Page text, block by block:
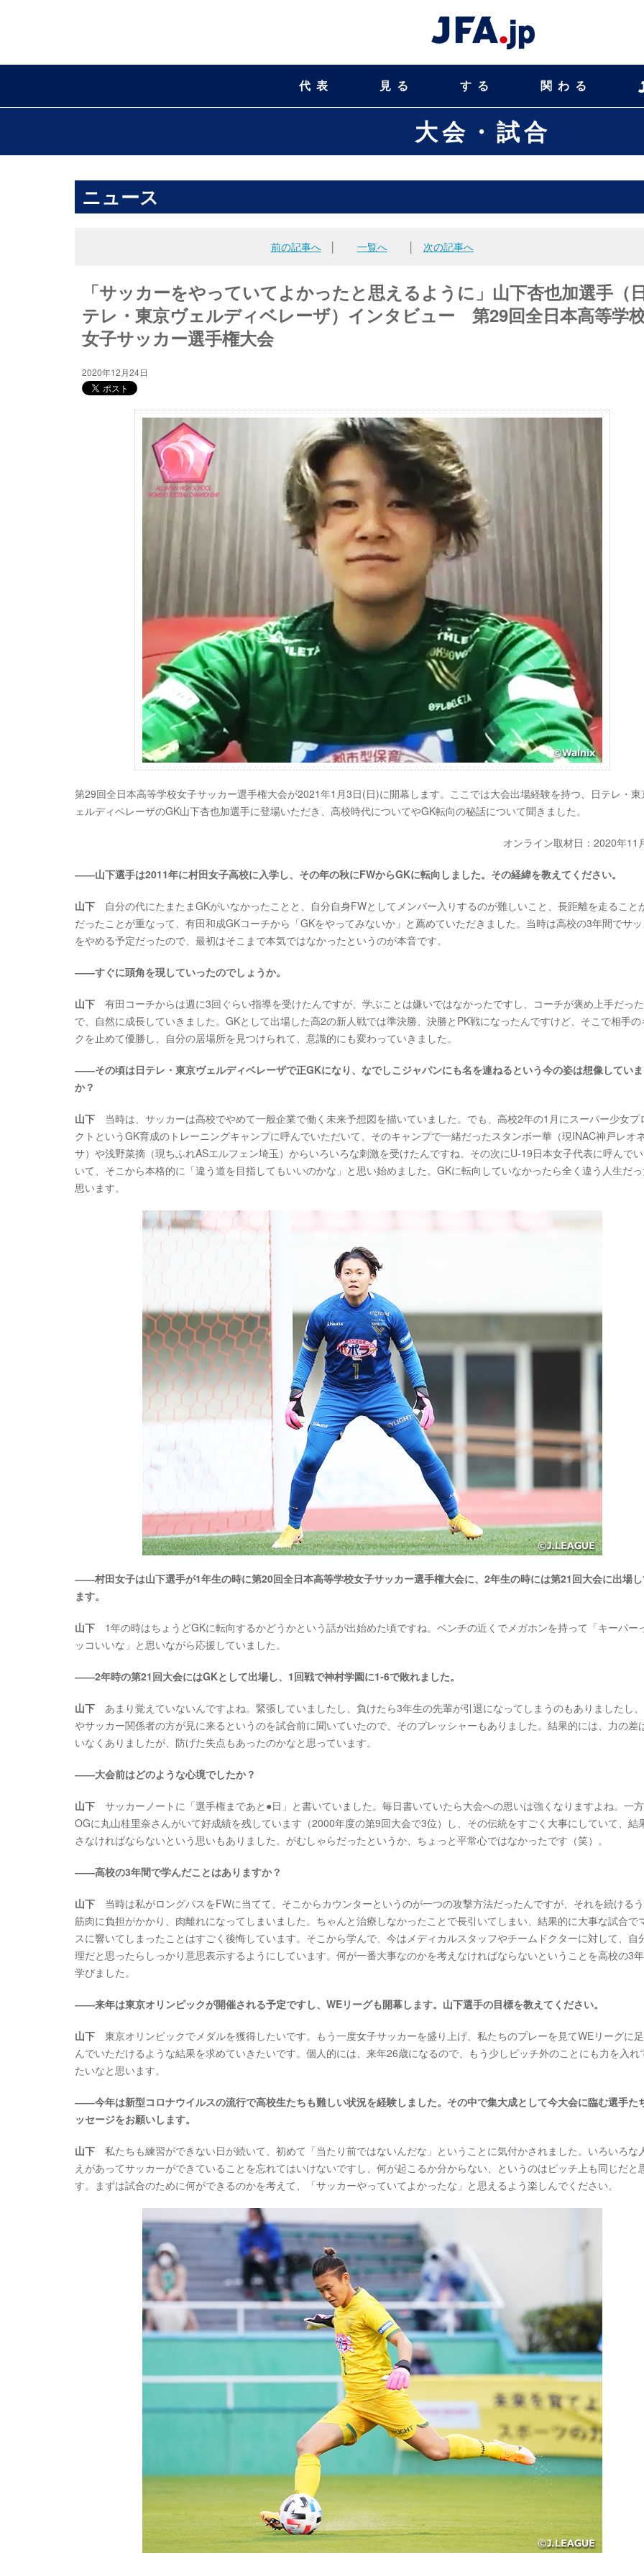
代表 見る する 関わる
大会・試合
ニュース
前の記事へ│ 一覧へ 次の記事へ
「サッカーをやっていてよかったと思えるように」山下杏也加選手（
テレ・東京ヴェルディベレーザ）インタビュー 第29回全日本高等学
女子サッカー選手権大会
2020年12月24日
第29回全日本高等学校女子サッカー選手権大会が2021年1月3日(日)に開幕します。ここでは大会出場経験を持つ、日テレ・東
ェルディベレーザのGK山下杏也加選手に登場いただき、高校時代についてやGK転向の秘話について聞きました。
オンライン取材日：2020年11
――山下選手は2011年に村田女子高校に入学し、その年の秋にFWからGKに転向しました。その経緯を教えてください。
山下 自分の代にたまたまGKがいなかったことと、自分自身FWとしてメンバー入りするのが難しいこと、長距離を走ること
だったことが重なって、有田和成GKコーチから「GKをやってみないか」と薦めていただきました。当時は高校の3年間でサ
をやめる予定だったので、最初はそこまで本気ではなかったというのが本音です。
――すぐに頭角を現していったのでしょうか。
山下 有田コーチからは週に3回ぐらい指導を受けたんですが、学ぶことは嫌いではなかったですし、コーチが褒め上手だっ
で、自然に成長していきました。GKとして出場した高2の新人戦では準決勝、決勝とPK戦になったんですけど、そこで相手の
クを止めて優勝し、自分の居場所を見つけられて、意識的にも変わっていきました。
――その頃は日テレ・東京ヴェルディベレーザで正GKになり、なでしこジャパンにも名を連ねるという今の姿は想像してい
か？
山下 当時は、サッカーは高校でやめて一般企業で働く未来予想図を描いていました。でも、高校2年の1月にスーパー少女プ
クトというGK育成のトレーニングキャンプに呼んでいただいて、そのキャンプで一緒だったスタンボー華（現INAC神戸レオ
サ）や浅野菜摘（現ちふれASエルフェン埼玉）からいろいろな刺激を受けたんですね。その次にU-19日本女子代表に呼んで
いて、そこから本格的に「違う道を目指してもいいのかな」と思い始めました。GKに転向していなかったら全く違う人生だ
思います。
――村田女子は山下選手が1年生の時に第20回全日本高等学校女子サッカー選手権大会に、2年生の時には第21回大会に出場
ます。
山下 1年の時はちょうどGKに転向するかどうかという話が出始めた頃ですね。ベンチの近くでメガホンを持って「キーパー
ッコいいな」と思いながら応援していました。
――2年時の第21回大会にはGKとして出場し、1回戦で神村学園に1-6で敗れました。
山下 あまり覚えていないんですよね。緊張していましたし、負けたら3年生の先輩が引退になってしまうのもありましたし
やサッカー関係者の方が見に来るというのを試合前に聞いていたので、そのプレッシャーもありました。結果的には、力の差
いなくありましたが、防げた失点もあったのかなと思っています。
――大会前はどのような心境でしたか？
山下 サッカーノートに「選手権まであと●日」と書いていました。毎日書いていたら大会への思いは強くなりますよね。一
OGに丸山桂里奈さんがいて好成績を残しています（2000年度の第9回大会で3位）し、その伝統をすごく大事にしていて、結
さなければならないという思いもありました。がむしゃらだったというか、ちょっと平常心ではなかったです（笑）。
――高校の3年間で学んだことはありますか？
山下 当時は私がロングパスをFWに当てて、そこからカウンターというのが一つの攻撃方法だったんですが、それを続ける
筋肉に負担がかかり、肉離れになってしまいました。ちゃんと治療しなかったことで長引いてしまい、結果的に大事な試合で
スに響いてしまったことはすごく後悔しています。そこから学んで、今はメディカルスタッフやチームドクターに対して、自
理だと思ったらしっかり意思表示するようにしています。何が一番大事なのかを考えなければならないということを高校の3
学びました。
――来年は東京オリンピックが開催される予定ですし、WEリーグも開幕します。山下選手の目標を教えてください。
山下 東京オリンピックでメダルを獲得したいです。もう一度女子サッカーを盛り上げ、私たちのプレーを見てWEリーグに
んでいただけるような結果を求めていきたいです。個人的には、来年26歳になるので、もう少しピッチ外のことにも力を入れ
たいなと思います。
――今年は新型コロナウイルスの流行で高校生たちも難しい状況を経験しました。その中で集大成として今大会に臨む選手た
ッセージをお願いします。
山下 私たちも練習ができない日が続いて、初めて「当たり前ではないんだな」ということに気付かされました。いろいろな
えがあってサッカーができていることを忘れてはいけないですし、何が起こるか分からない、というのはピッチ上も同じだと
す。まずは試合のために何ができるのかを考えて、「サッカーやっていてよかったな」と思えるよう楽しんでください。